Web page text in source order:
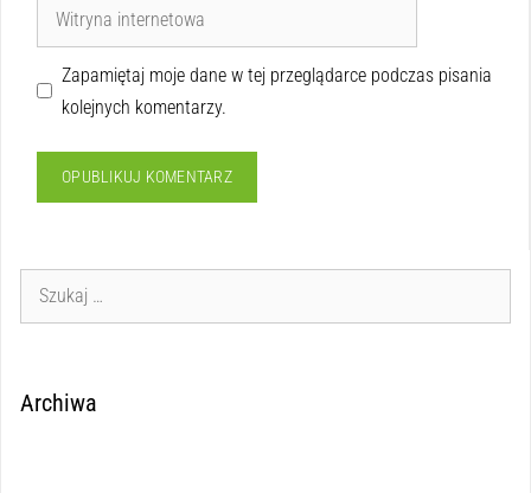
Zapamiętaj moje dane w tej przeglądarce podczas pisania
kolejnych komentarzy.
Archiwa